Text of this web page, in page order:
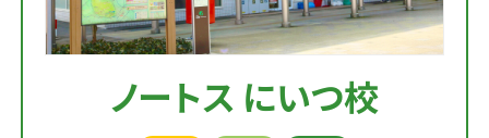
ノートス にいつ校